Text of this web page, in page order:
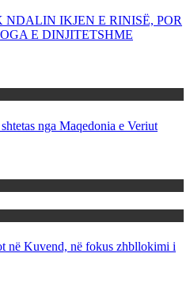
NDALIN IKJEN E RINISË, POR
E DINJITETSHME
nga Maqedonia e Veriut
në Kuvend, në fokus zhbllokimi i